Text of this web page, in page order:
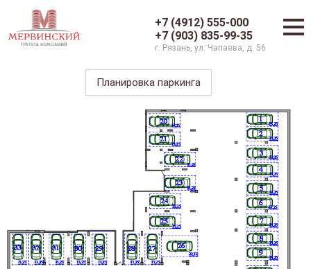
+7 (4912) 555-000
+7 (903) 835-99-35
г. Рязань, ул. Чапаева, д. 56
Планировка паркинга